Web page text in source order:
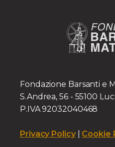
Fondazione Barsanti e
S.Andrea, 56 - 55100
P.IVA 92032040468
Privacy Policy| Cookie